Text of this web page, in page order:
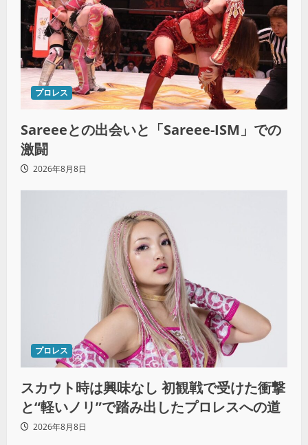
プロレス
Sareeeとの出会いと「Sareee-ISM」での
激闘
2026年8月8日
プロレス
スカウト時は興味なし 初観戦で受けた衝撃
と“軽いノリ”で踏み出したプロレスへの道
2026年8月8日